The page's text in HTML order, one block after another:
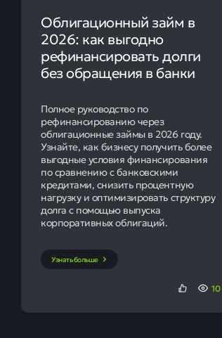
Облигационный займ в
2026: как выгодно
рефинансировать долги
без обращения в банки
Полное руководство по
рефинансированию через
облигационные займы в 2026 году.
Узнайте, как бизнесу получить более
выгодные условия финансирования
по сравнению с банковскими
кредитами, снизить процентную
нагрузку и оптимизировать структуру
долга с помощью выпуска
корпоративных облигаций.
Узнать больше
10